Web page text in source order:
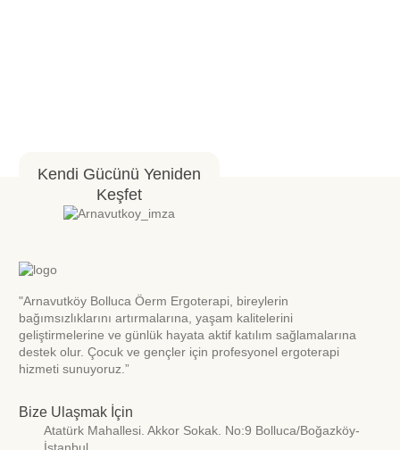
Kendi Gücünü Yeniden
Keşfet
"Arnavutköy Bolluca Öerm Ergoterapi, bireylerin
bağımsızlıklarını artırmalarına, yaşam kalitelerini
geliştirmelerine ve günlük hayata aktif katılım sağlamalarına
destek olur. Çocuk ve gençler için profesyonel ergoterapi
hizmeti sunuyoruz.”
Bize Ulaşmak İçin
Atatürk Mahallesi. Akkor Sokak. No:9 Bolluca/Boğazköy-
İstanbul